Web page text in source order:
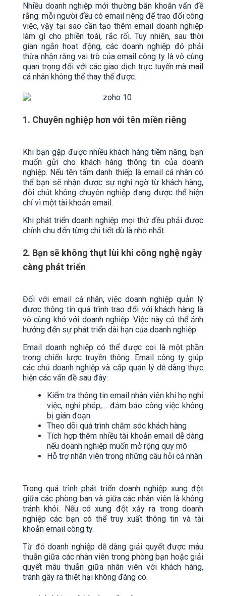
Nhiều doanh nghiệp mới thường băn khoăn vấn đề
rằng: mỗi người đều có email riêng để trao đổi công
việc, vậy tại sao cần tạo thêm email doanh nghiệp
làm gì cho phiền toái, rắc rối. Tuy nhiên, sau thời
gian ngắn hoạt động, các doanh nghiệp đó phải
thừa nhận rằng vai trò của email công ty là vô cùng
quan trọng đối với các giao dịch trực tuyến mà mail
cá nhân không thể thay thế được.
1. Chuyên nghiệp hơn với tên miền riêng
Khi bạn gặp được nhiều khách hàng tiềm năng, bạn
muốn gửi cho khách hàng thông tin của doanh
nghiệp. Nếu tên tấm danh thiếp là email cá nhân có
thể bạn sẽ nhận được sự nghi ngờ từ khách hàng,
đôi chút không chuyên nghiệp đang được thể hiện
chỉ vì một tài khoản email.
Khi phát triển doanh nghiệp mọi thứ đều phải được
chỉnh chu đến từng chi tiết dù là nhỏ nhất.
2. Bạn sẽ không thụt lùi khi công nghệ ngày
càng phát triển
Đối với email cá nhân, việc doanh nghiệp quản lý
được thông tin quá trình trao đổi với khách hàng là
vô cùng khó với doanh nghiệp. Việc này có thể ảnh
hưởng đến sự phát triển dài hạn của doanh nghiệp.
Email doanh nghiệp có thể được coi là một phần
trong chiến lược truyền thông. Email công ty giúp
các chủ doanh nghiệp và cấp quản lý dễ dàng thực
hiện các vấn đề sau đây:
Kiểm tra thông tin email nhân viên khi họ nghỉ
việc, nghỉ phép,… đảm bảo công việc không
bị gián đoạn.
Theo dõi quá trình chăm sóc khách hàng
Tích hợp thêm nhiều tài khoản email dễ dàng
nếu doanh nghiệp muốn mở rộng quy mô
Hỗ trợ nhân viên trong những câu hỏi cá nhân
Trong quá trình phát triển doanh nghiệp xung đột
giữa các phòng ban và giữa các nhân viên là không
tránh khỏi. Nếu có xung đột xảy ra trong doanh
nghiệp các bạn có thể truy xuất thông tin và tài
khoản email công ty.
Từ đó doanh nghiệp dễ dàng giải quyết được mâu
thuẫn giữa các nhân viên trong phòng bạn hoặc giải
quyết mâu thuẫn giữa nhân viên với khách hàng,
tránh gây ra thiệt hại không đáng có.